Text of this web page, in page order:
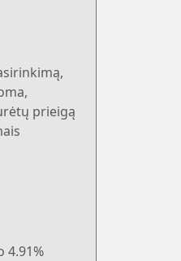
prieigą
4.91%